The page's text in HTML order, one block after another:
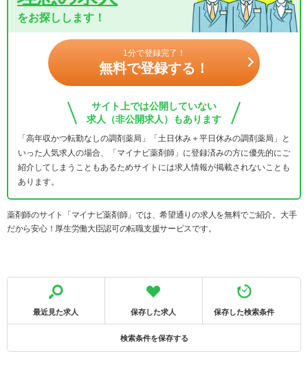
をお探しします！
1分で登録完了！
無料で登録する！
サイト上では公開していない
求人（非公開求人）もあります
「高年収かつ転勤なしの調剤薬局」「土日休み＋平日休みの調剤薬局」と
いった人気求人の場合、「マイナビ薬剤師」に登録済みの方に優先的にご
紹介してしまうこともあるためサイトには求人情報が掲載されないことも
あります。
薬剤師のサイト「マイナビ薬剤師」では、希望通りの求人を無料でご紹介。大手
だから安心！厚生労働大臣認可の転職支援サービスです。
最近見た求人 保存した求人 保存した検索条件
検索条件を保存する